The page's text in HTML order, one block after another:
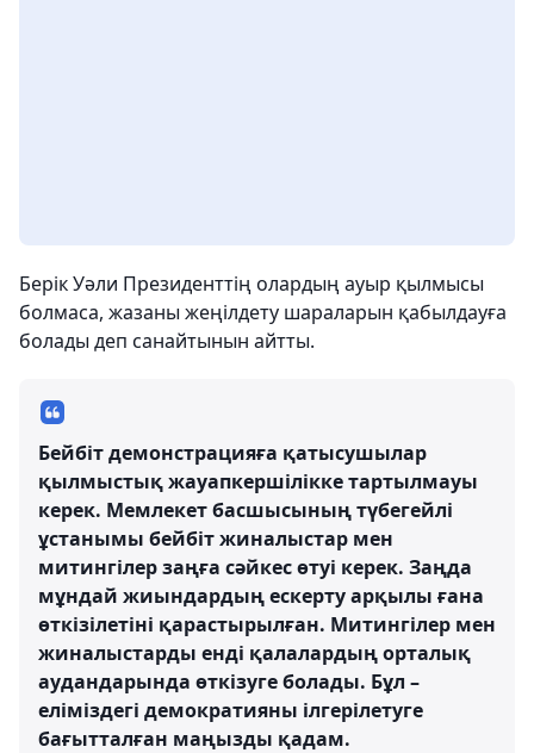
Берік Уәли Президенттің олардың ауыр қылмысы
болмаса, жазаны жеңілдету шараларын қабылдауға
болады деп санайтынын айтты.
Бейбіт демонстрацияға қатысушылар
қылмыстық жауапкершілікке тартылмауы
керек. Мемлекет басшысының түбегейлі
ұстанымы бейбіт жиналыстар мен
митингілер заңға сәйкес өтуі керек. Заңда
мұндай жиындардың ескерту арқылы ғана
өткізілетіні қарастырылған. Митингілер мен
жиналыстарды енді қалалардың орталық
аудандарында өткізуге болады. Бұл –
еліміздегі демократияны ілгерілетуге
бағытталған маңызды қадам.